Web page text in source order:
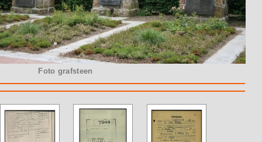
Foto grafsteen